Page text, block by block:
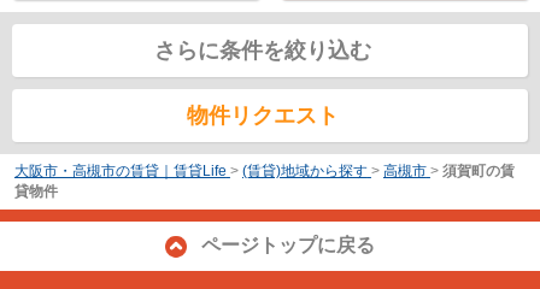
さらに条件を絞り込む
物件リクエスト
大阪市・高槻市の賃貸｜賃貸Life > (賃貸)地域から探す > 高槻市 > 須賀町の賃
貸物件
ページトップに戻る